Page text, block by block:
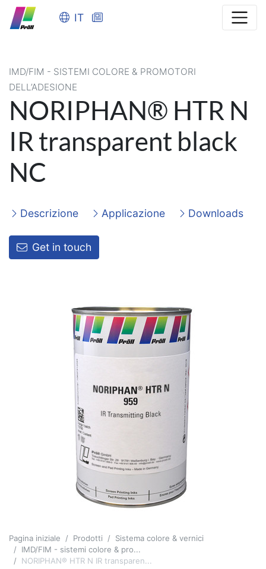
IT
IMD/FIM - SISTEMI COLORE & PROMOTORI
DELL’ADESIONE
NORIPHAN® HTR N
IR transparent black
NC
Descrizione Applicazione Downloads
Get in touch
Pagina iniziale Prodotti
Sistema colore & vernici
IMD/FIM - sistemi colore & pro...
NORIPHAN® HTR N IR transparen...